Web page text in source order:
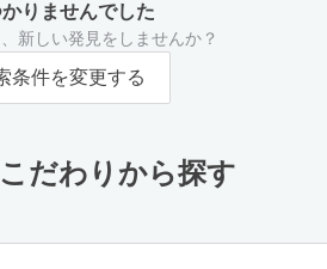
かりませんでした
新しい発見をしませんか？
条件を変更する
だわりから探す